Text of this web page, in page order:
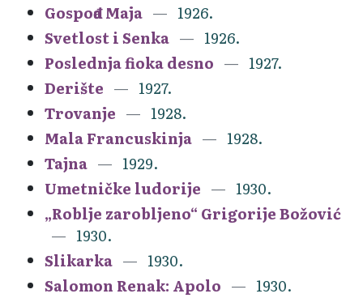
Gospođa Maja
1926.
Svetlost i Senka
1926.
Poslednja fioka desno
1927.
Derište
1927.
Trovanje
1928.
Mala Francuskinja
1928.
Tajna
1929.
Umetničke ludorije
1930.
„Roblje zarobljeno“ Grigorije Božović
1930.
Slikarka
1930.
Salomon Renak: Apolo
1930.